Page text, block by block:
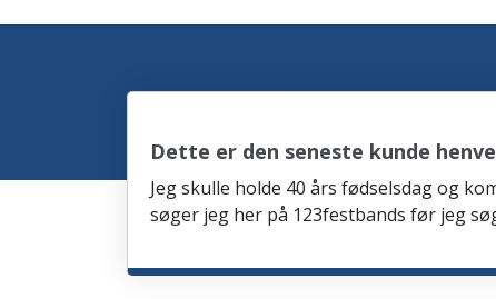
Dette er den seneste kunde
Jeg skulle holde 40 års fødselsdag og
søger jeg her på 123festbands før jeg